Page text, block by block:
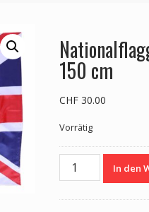
150 cm
CHF30.00
Vorrätig
Nationalflagge
In den